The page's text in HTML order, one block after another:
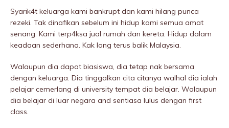
Syarik4t keluarga kami bankrupt dan kami hilang punca
rezeki. Tak dinafikan sebelum ini hidup kami semua amat
senang. Kami terp4ksa jual rumah dan kereta. Hidup dalam
keadaan sederhana. Kak long terus balik Malaysia.
Walaupun dia dapat biasiswa, dia tetap nak bersama
dengan keluarga. Dia tinggalkan cita citanya walhal dia ialah
pelajar cemerlang di university tempat dia belajar. Walaupun
dia belajar di luar negara and sentiasa lulus dengan first
class.